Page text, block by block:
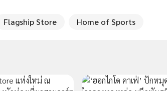
Flagship Store Home of Sports